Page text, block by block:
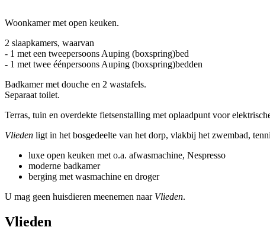
Woonkamer met open keuken.
2 slaapkamers, waarvan
- 1 met een tweepersoons Auping (boxspring)bed
- 1 met twee éénpersoons Auping (boxspring)bedden
Badkamer met douche en 2 wastafels.
Separaat toilet.
Terras, tuin en overdekte fietsenstalling met oplaadpunt voor
Vlieden ligt in het bosgedeelte van het dorp, vlakbij het zwembad,
luxe open keuken met o.a. afwasmachine, Nespresso
moderne badkamer
berging met wasmachine en droger
U mag geen huisdieren meenemen naar Vlieden.
Vlieden